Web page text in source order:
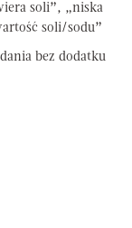
soli”, „niska
soli/sodu”
bez dodatku